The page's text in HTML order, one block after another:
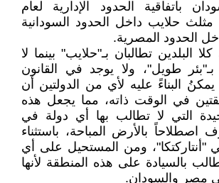
باتفاقية الحدود الإدارية لعام
مثلث حلايب داخل الحدود السودانية
الحدود المصرية.
البلدين تطالبان بـ"حلايب" بينما لا
طويل"، ولا يوجد في القانون
البناءً عليه لأي من الدولتين أن
في الوقت ذاته، مما يجعل هذه
التي لا تطالب بها أي دولة في
اصطلاحاً بالأرض المباحة، باستثناء
ومن المستحيل على أي
بالسيادة على هذه المنطقة لأنها
مصر والسودان.